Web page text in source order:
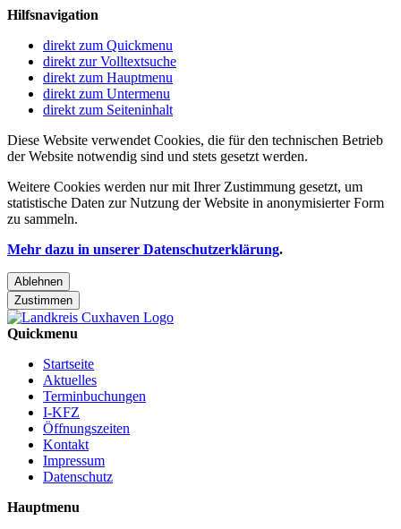
Hilfsnavigation
direkt zum Quickmenu
direkt zur Volltextsuche
direkt zum Hauptmenu
direkt zum Untermenu
direkt zum Seiteninhalt
Diese Website verwendet Cookies, die für den technischen Betrieb
der Website notwendig sind und stets gesetzt werden.
Weitere Cookies werden nur mit Ihrer Zustimmung gesetzt, um
statistische Daten zur Nutzung der Website in anonymisierter Form
zu sammeln.
Mehr dazu in unserer Datenschutzerklärung.
Ablehnen
Zustimmen
Quickmenu
Startseite
Aktuelles
Terminbuchungen
I-KFZ
Öffnungszeiten
Kontakt
Impressum
Datenschutz
Hauptmenu